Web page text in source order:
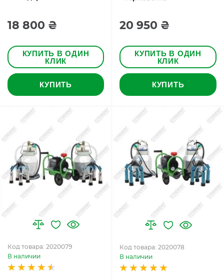
18 800 ₴
КУПИТЬ В ОДИН
КЛИК
КУПИТЬ
20 950 ₴
КУПИТЬ В ОДИН
КЛИК
КУПИТЬ
Код товара: 2020079
В наличии
Код товара: 2020078
В наличии